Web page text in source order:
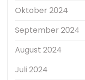
Oktober 2024
September 2024
August 2024
Juli 2024